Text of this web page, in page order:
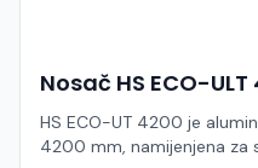
Nosač HS ECO-
HS ECO-UT 4200 je
4200 mm, namijenjena za